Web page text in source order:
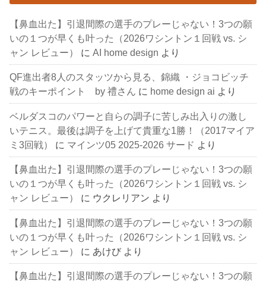
【鼻血出た】引退間際の選手のプレーじゃない！3つの願
いの１つが早くも叶った（2026ワシントン１回戦 vs. シ
ャン レビュー）
にAI home design より
QF進出者8人のスタッツから見る、錦織 ・ジョコビッチ
戦のキーポイント by 禮さん に home design ai より
ベルダスコのパワーと自らの調子に苦しみ出入りの激し
いテニス。最後は調子を上げて貴重な1勝！（2017マイア
ミ3回戦）
に マインツ05 2025-2026 サード より
【鼻血出た】引退間際の選手のプレーじゃない！3つの願
いの１つが早くも叶った（2026ワシントン１回戦 vs. シ
ャン レビュー）
に ウクレリアン より
【鼻血出た】引退間際の選手のプレーじゃない！3つの願
いの１つが早くも叶った（2026ワシントン１回戦 vs. シ
ャン レビュー）
に あけび より
【鼻血出た】引退間際の選手のプレーじゃない！3つの願